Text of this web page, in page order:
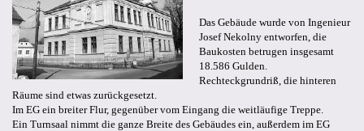
Das Gebäude wurde von Ingenieur
Josef Nekolny entworfen, die
Baukosten betrugen insgesamt
18.586 Gulden.
Rechteckgrundriß, die hinteren
Räume sind etwas zurückgesetzt.
Im EG ein breiter Flur, gegenüber vom Eingang die weitläufige Treppe.
Ein Turnsaal nimmt die ganze Breite des Gebäudes ein, außerdem im EG